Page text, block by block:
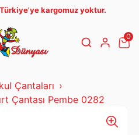
kargomuz yoktur.
0
Çantaları
Çantası Pembe 0282